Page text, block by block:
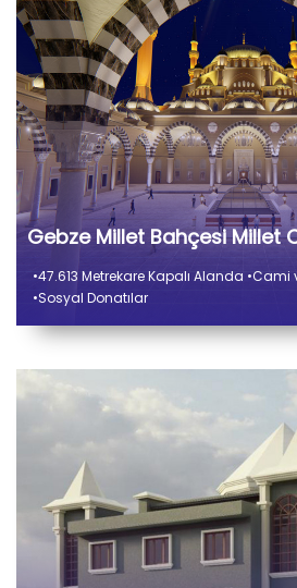
Gebze Millet Bahçesi Millet
•47.613 Metrekare Kapalı Alanda •Cami
•Sosyal Donatılar